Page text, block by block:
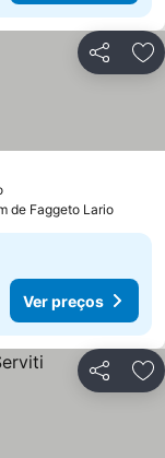
Partilhar
de Faggeto Lario
Ver preços
Partilhar